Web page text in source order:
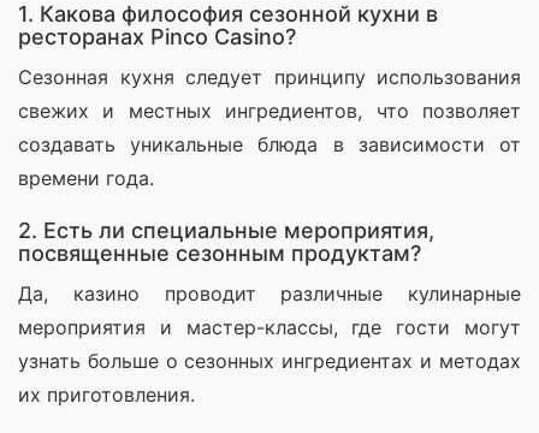
1. Какова философия сезонной кухни в
ресторанах Pinco Casino?
Сезонная кухня следует принципу использования
свежих и местных ингредиентов, что позволяет
создавать уникальные блюда в зависимости от
времени года.
2. Есть ли специальные мероприятия,
посвященные сезонным продуктам?
Да, казино проводит различные кулинарные
мероприятия и мастер-классы, где гости могут
узнать больше о сезонных ингредиентах и методах
их приготовления.